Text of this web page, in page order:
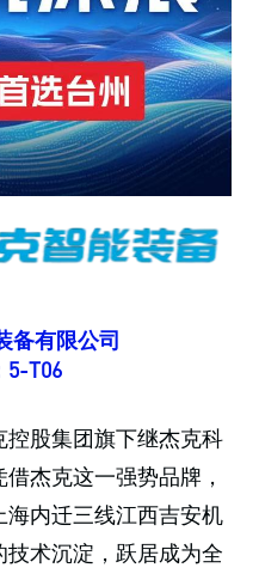
备有限公司
5-T06
控股集团旗下继杰克科
杰克这一强势品牌，
内迁三线江西吉安机
技术沉淀，跃居成为全